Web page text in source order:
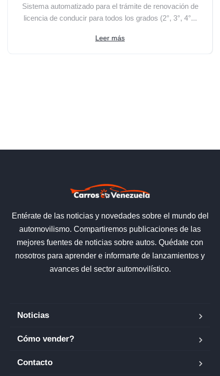
Sistema automatizado para el trámite de renovación de
licencia de conducir para todos los grados (2°, 3°, 4°...
Leer más
Entérate de las noticias y novedades sobre el mundo del
automovilismo. Compartiremos publicaciones de las
mejores fuentes de noticias sobre autos. Quédate con
nosotros para aprender e informarte de lanzamientos y
avances del sector automovilístico.
Noticias
Cómo vender?
Contacto